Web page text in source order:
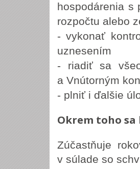
hospodárenia s
rozpočtu alebo
- vykonať
uznesením
- riadiť sa
a Vnútorným
- plniť i ďalšie
Okrem toho
Zúčastňuje
v súlade so